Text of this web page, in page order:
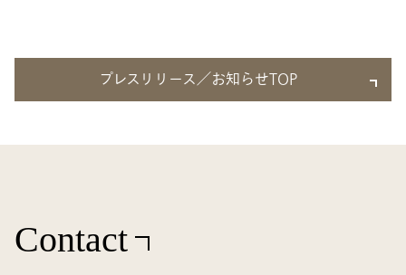
プレスリリース／お知らせTOP
Contact